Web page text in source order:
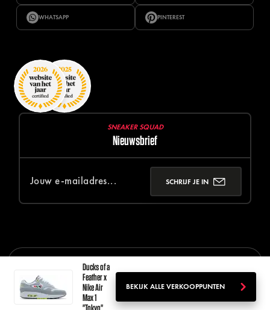
Ducks of a
Feather x
Nike Air
Max 1
"Tokyo"
BEKIJK ALLE VERKOOPPUNTEN
WHATSAPP PINTEREST
SNEAKER SQUAD
Nieuwsbrief
SCHRIJF JE IN
© 2026 SNEAKER SQUAD
NEDERLANDS